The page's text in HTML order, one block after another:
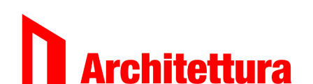
contenuto